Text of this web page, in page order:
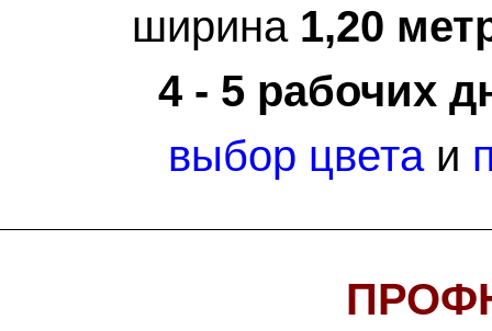
ширина 1,20
4 - 5 рабочих
выбор цветаи